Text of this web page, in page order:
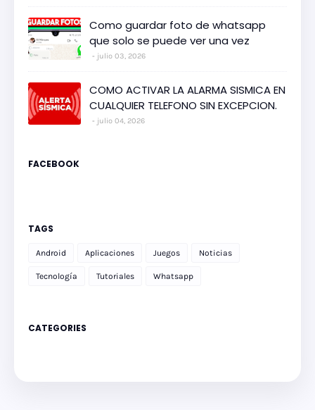
Como guardar foto de whatsapp
que solo se puede ver una vez
julio 03, 2026
COMO ACTIVAR LA ALARMA SISMICA EN
CUALQUIER TELEFONO SIN EXCEPCION.
julio 04, 2026
FACEBOOK
TAGS
Android Aplicaciones Juegos Noticias
Tecnología Tutoriales Whatsapp
CATEGORIES